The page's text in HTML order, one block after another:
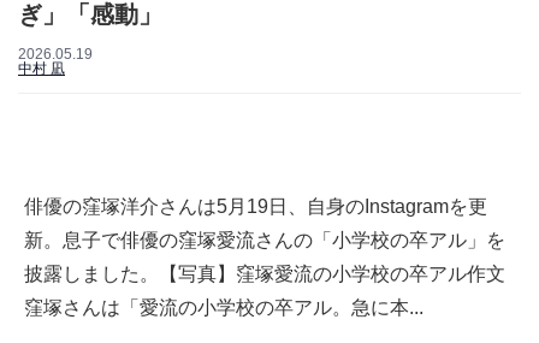
ぎ」「感動」
2026.05.19
中村 凪
俳優の窪塚洋介さんは5月19日、自身のInstagramを更
新。息子で俳優の窪塚愛流さんの「小学校の卒アル」を
披露しました。【写真】窪塚愛流の小学校の卒アル作文
窪塚さんは「愛流の小学校の卒アル。急に本...